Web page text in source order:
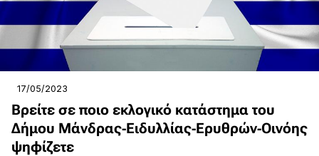
17/05/2023
Βρείτε σε ποιο εκλογικό κατάστημα του
Δήμου Μάνδρας-Ειδυλλίας-Ερυθρών-Οινόης
ψηφίζετε